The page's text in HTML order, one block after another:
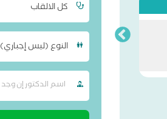
كل الالقاب
النوع (ليس إجباري)